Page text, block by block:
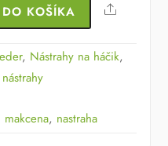
KOŠÍKA Share
, Nástrahy na háčik,
makcena, nastraha